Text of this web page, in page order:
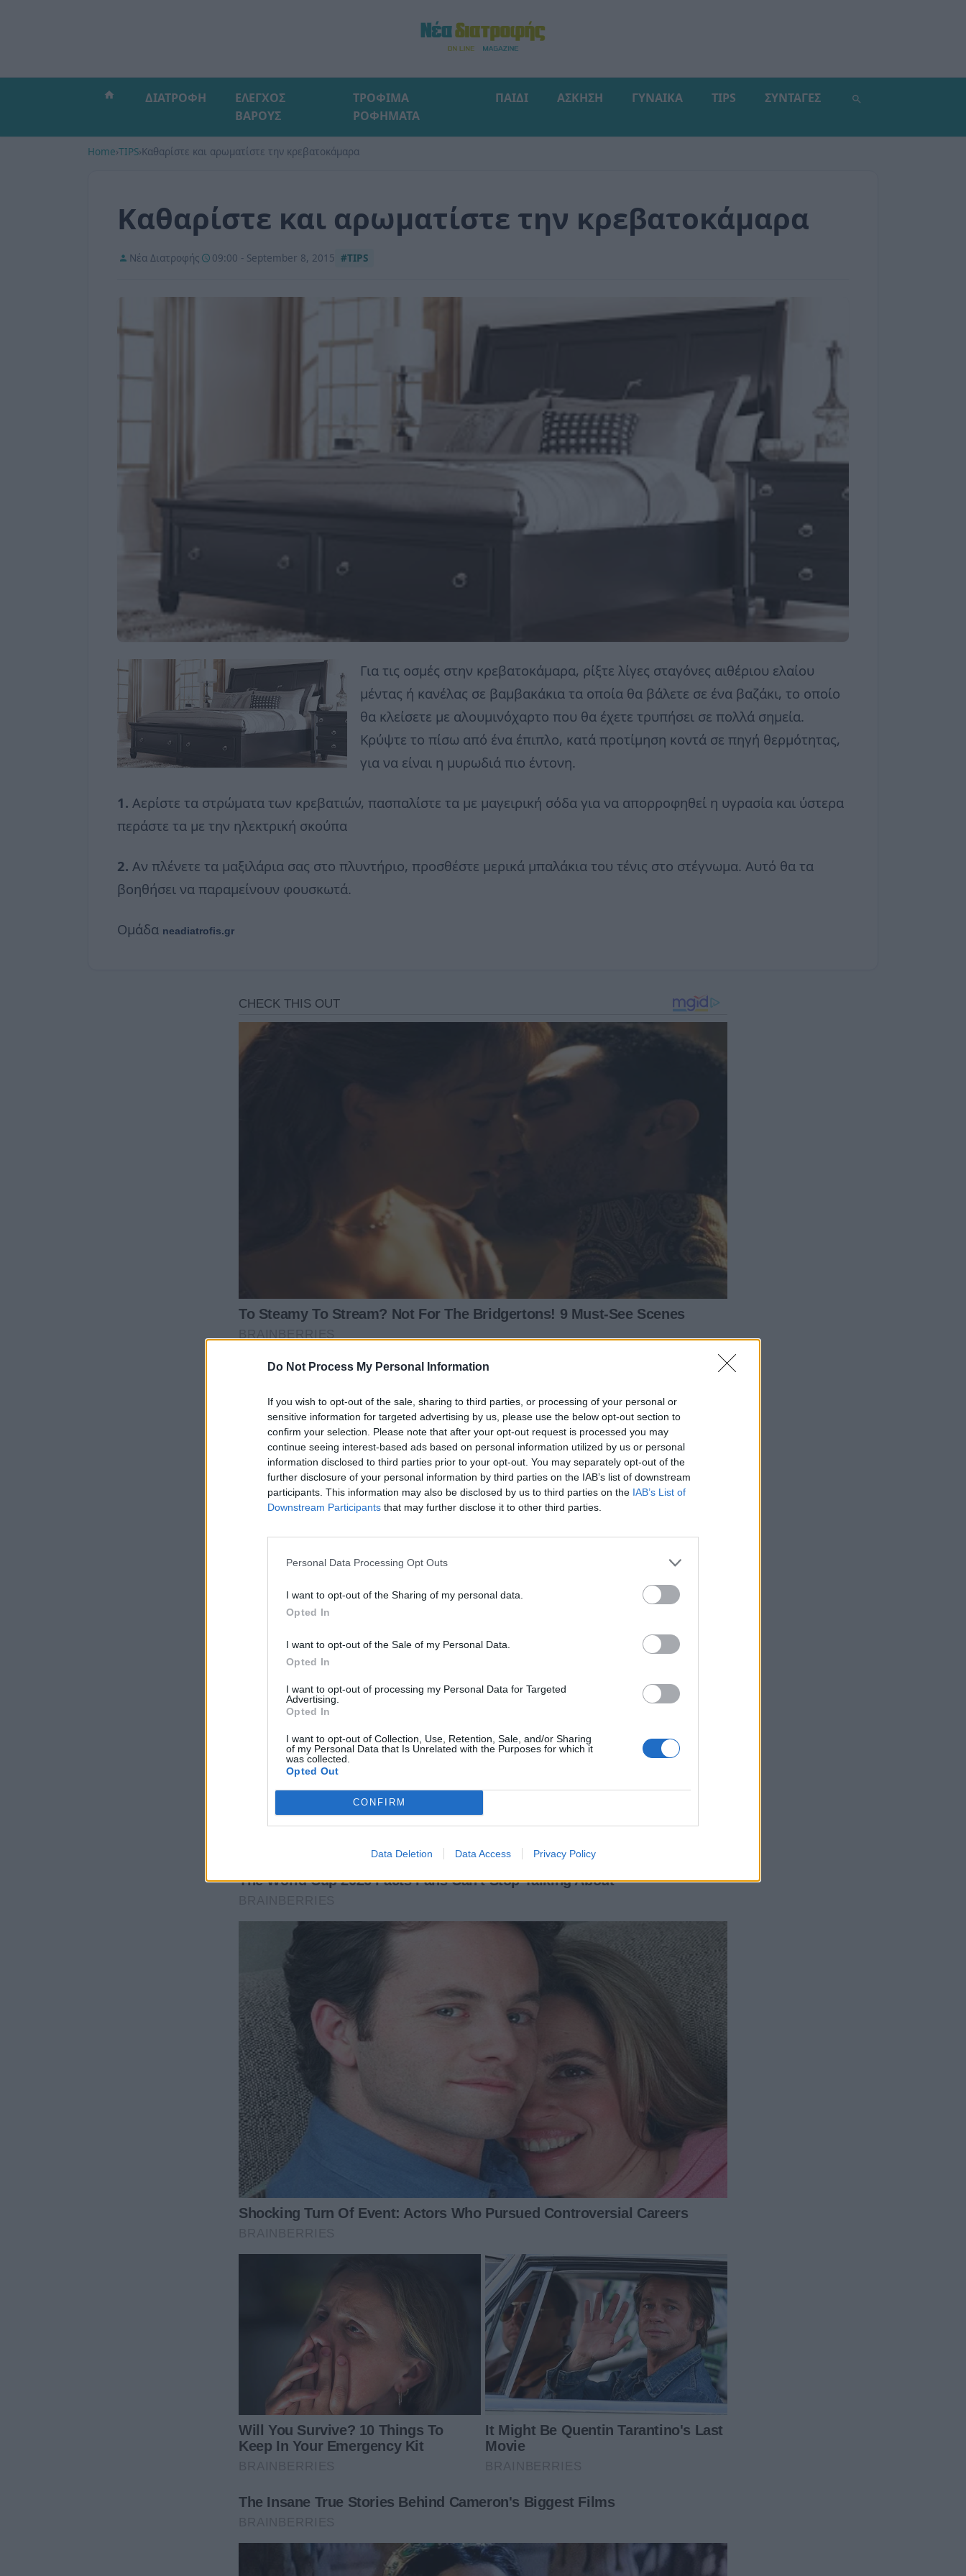
Do Not Process My Personal Information
If you wish to opt-out of the sale, sharing to third parties, or processing of your personal or
sensitive information for targeted advertising by us, please use the below opt-out section to
confirm your selection. Please note that after your opt-out request is processed you may
continue seeing interest-based ads based on personal information utilized by us or personal
information disclosed to third parties prior to your opt-out. You may separately opt-out of the
further disclosure of your personal information by third parties on the IAB’s list of downstream
participants. This information may also be disclosed by us to third parties on the IAB’s List of
Downstream Participants that may further disclose it to other third parties.
Personal Data Processing Opt Outs
I want to opt-out of the Sharing of my personal data.
Opted In
I want to opt-out of the Sale of my Personal Data.
Opted In
I want to opt-out of processing my Personal Data for Targeted
Advertising.
Opted In
I want to opt-out of Collection, Use, Retention, Sale, and/or Sharing
of my Personal Data that Is Unrelated with the Purposes for which it
was collected.
Opted Out
CONFIRM
Data Deletion Data Access Privacy Policy
ΔΙΑΤΡΟΦΗ
ΕΛΕΓΧΟΣ
ΒΑΡΟΥΣ
ΤΡΟΦΙΜΑ
ΡΟΦΗΜΑΤΑ
ΠΑΙΔΙ ΑΣΚΗΣΗ ΓΥΝΑΙΚΑ TIPS ΣΥΝΤΑΓΕΣ
Home›TIPS›Καθαρίστε και αρωματίστε την κρεβατοκάμαρα
Καθαρίστε και αρωματίστε την κρεβατοκάμαρα
Νέα Διατροφής 09:00 - September 8, 2015 #TIPS
Για τις οσμές στην κρεβατοκάμαρα, ρίξτε λίγες σταγόνες αιθέριου ελαίου
μέντας ή κανέλας σε βαμβακάκια τα οποία θα βάλετε σε ένα βαζάκι, το οποίο
θα κλείσετε με αλουμινόχαρτο που θα έχετε τρυπήσει σε πολλά σημεία.
Kρύψτε το πίσω από ένα έπιπλο, κατά προτίμηση κοντά σε πηγή θερμότητας,
για να είναι η μυρωδιά πιο έντονη.
1. Aερίστε τα στρώματα των κρεβατιών, πασπαλίστε τα με μαγειρική σόδα για να απορροφηθεί η υγρασία και ύστερα
περάστε τα με την ηλεκτρική σκούπα
2. Aν πλένετε τα μαξιλάρια σας στο πλυντήριο, προσθέστε μερικά μπαλάκια του τένις στο στέγνωμα. Aυτό θα τα
βοηθήσει να παραμείνουν φουσκωτά.
Ομάδα neadiatrofis.gr